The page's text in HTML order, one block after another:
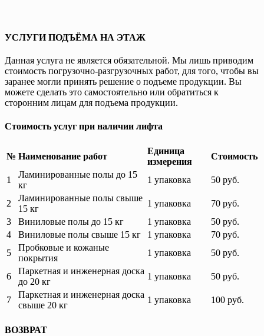
УСЛУГИ ПОДЪЁМА НА ЭТАЖ
Данная услуга не является обязательной. Мы лишь приводим
стоимость погрузочно-разгрузочных работ, для того, чтобы вы
заранее могли принять решение о подъеме продукции. Вы
можете сделать это самостоятельно или обратиться к
сторонним лицам для подъема продукции.
Стоимость услуг при наличии лифта
№ Наименование работ
Единица
измерения
Стоимость
1
Ламинированные полы до 15
кг
1 упаковка 50 руб.
2
Ламинированные полы свыше
15 кг
1 упаковка
70 руб.
3
Виниловые полы до 15 кг 1 упаковка
50 руб.
4
Виниловые полы свыше 15 кг 1 упаковка
70 руб.
5
Пробковые и кожаные
покрытия
1 упаковка 50 руб.
6
Паркетная и инженерная доска
до 20 кг
1 упаковка 50 руб.
7
Паркетная и инженерная доска
свыше 20 кг
1 упаковка 100 руб.
ВОЗВРАТ